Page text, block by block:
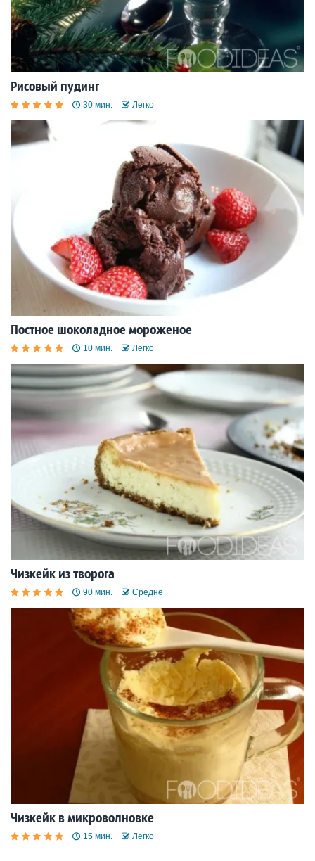
Рисовый пудинг
30 мин. Легко
Постное шоколадное мороженое
10 мин. Легко
Чизкейк из творога
90 мин. Средне
Чизкейк в микроволновке
15 мин. Легко